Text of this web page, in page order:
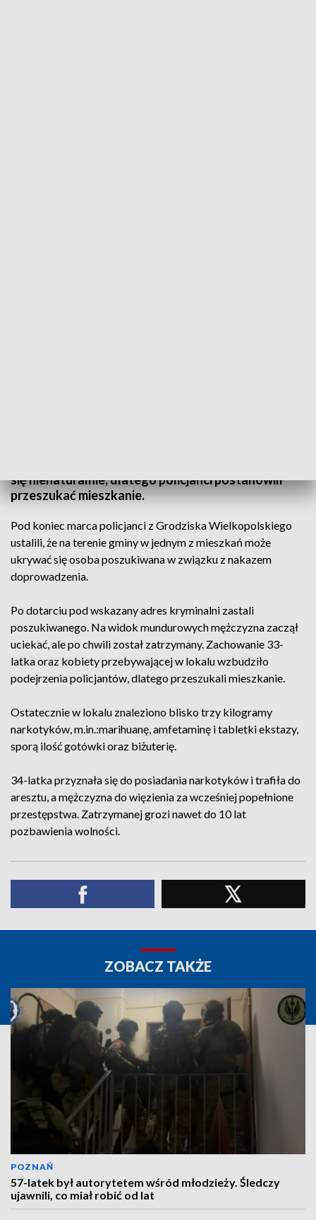
się nienaturalnie, dlatego policjanci postanowili
przeszukać mieszkanie.
Pod koniec marca policjanci z Grodziska Wielkopolskiego
ustalili, że na terenie gminy w jednym z mieszkań może
ukrywać się osoba poszukiwana w związku z nakazem
doprowadzenia.
Po dotarciu pod wskazany adres kryminalni zastali
poszukiwanego. Na widok mundurowych mężczyzna zaczął
uciekać, ale po chwili został zatrzymany. Zachowanie 33-
latka oraz kobiety przebywającej w lokalu wzbudziło
podejrzenia policjantów, dlatego przeszukali mieszkanie.
Ostatecznie w lokalu znaleziono blisko trzy kilogramy
narkotyków, m.in.:marihuanę, amfetaminę i tabletki ekstazy,
sporą ilość gotówki oraz biżuterię.
34-latka przyznała się do posiadania narkotyków i trafiła do
aresztu, a mężczyzna do więzienia za wcześniej popełnione
przestępstwa. Zatrzymanej grozi nawet do 10 lat
pozbawienia wolności.
ZOBACZ TAKŻE
POZNAŃ
57-latek był autorytetem wśród młodzieży. Śledczy
ujawnili, co miał robić od lat